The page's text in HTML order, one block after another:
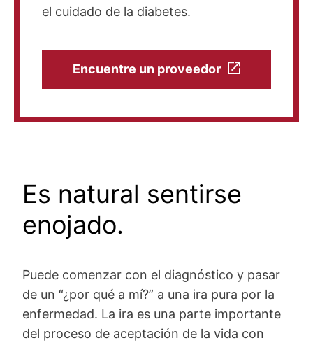
el cuidado de la diabetes.
Encuentre un proveedor
Es natural sentirse
enojado.
Puede comenzar con el diagnóstico y pasar
de un “¿por qué a mí?” a una ira pura por la
enfermedad. La ira es una parte importante
del proceso de aceptación de la vida con